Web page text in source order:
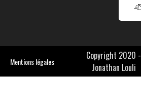
Mentions légales
Copyright 2020 -
Jonathan Louli